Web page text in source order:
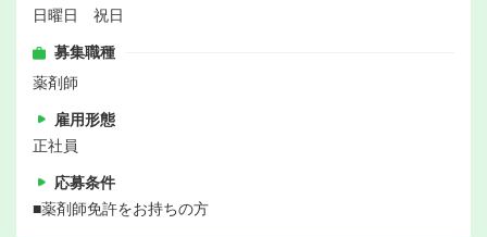
日曜日 祝日
募集職種
薬剤師
雇用形態
正社員
応募条件
■薬剤師免許をお持ちの方